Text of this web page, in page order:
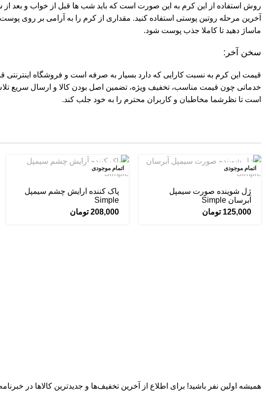
روش استفاده از این کرم به این صورت است که باید شب‌ ها قبل از خواب و بعد
آخرین مرحله روتین پوستی استفاده کنید. مقداری از کرم را به آرامی بر روی
ماساژ دهید تا کاملا جذب پوست شود.
سخن آخر:
قیمت این کرم به نسبت کارایی که دارد بسیار به صرفه است و فروشگاه اینترنتی
خدماتی چون قیمت مناسب، تخفیف ویژه، تضمین اصل بودن کالا و ارسال سریع
است تا نظرشما مخاطبان و کاربران محترم را به خود جلب کند.
اتمام موجودی
ژل شوینده صورت سیمپل
آبرسان Simple
125,000 تومان
اتمام موجودی
پاک کننده آرایش چشم سیمپل
Simple
208,000 تومان
همیشه اولین نفر باشید! برای اطلاع از آخرین تخفیف‌ها و جدیدترین کالاها در